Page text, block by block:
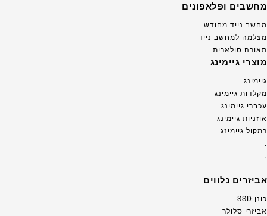
מחשבים ופלאפונים
מחשב נייד מחודש
מצלמה למחשב נייד
תאורה סולארית
מוצרי גיימינג
גיימינג
מקלדות גיימינג
עכברי גיימינג
אוזניות גיימינג
רמקול גיימינג
.
.
אביזרים נלווים
כונן SSD
אביזרי סלולר